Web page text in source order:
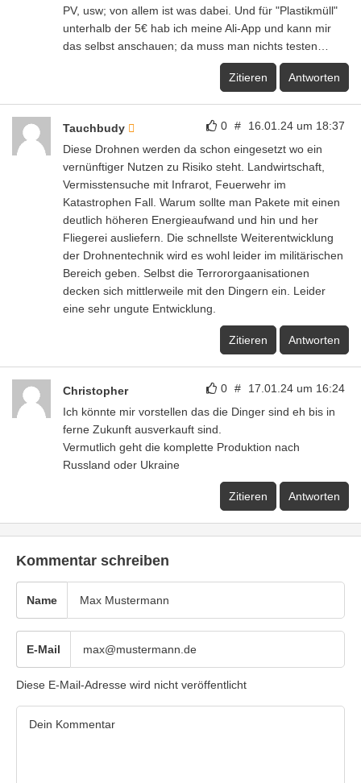
PV, usw; von allem ist was dabei. Und für "Plastikmüll"
unterhalb der 5€ hab ich meine Ali-App und kann mir
das selbst anschauen; da muss man nichts testen…
Zitieren Antworten
0 # 16.01.24 um 18:37
Tauchbudy
Diese Drohnen werden da schon eingesetzt wo ein
vernünftiger Nutzen zu Risiko steht. Landwirtschaft,
Vermisstensuche mit Infrarot, Feuerwehr im
Katastrophen Fall. Warum sollte man Pakete mit einen
deutlich höheren Energieaufwand und hin und her
Fliegerei ausliefern. Die schnellste Weiterentwicklung
der Drohnentechnik wird es wohl leider im militärischen
Bereich geben. Selbst die Terrororgaanisationen
decken sich mittlerweile mit den Dingern ein. Leider
eine sehr ungute Entwicklung.
Zitieren Antworten
0 # 17.01.24 um 16:24
Christopher
Ich könnte mir vorstellen das die Dinger sind eh bis in
ferne Zukunft ausverkauft sind.
Vermutlich geht die komplette Produktion nach
Russland oder Ukraine
Zitieren Antworten
Kommentar schreiben
Name
E-Mail
Diese E-Mail-Adresse wird nicht veröffentlicht